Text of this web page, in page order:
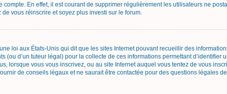
compte. En effet, il est courant de supprimer régulièrement les utilisateurs ne
vous réinscrire et soyez plus investi sur le forum.
loi aux États-Unis qui dit que les sites Internet pouvant recueillir des
(ou d’un tuteur légal) pour la collecte de ces informations permettant d’identifier
lorsque vous vous inscrivez, ou au site Internet auquel vous tentez de vous
de conseils légaux et ne saurait être contactée pour des questions légales